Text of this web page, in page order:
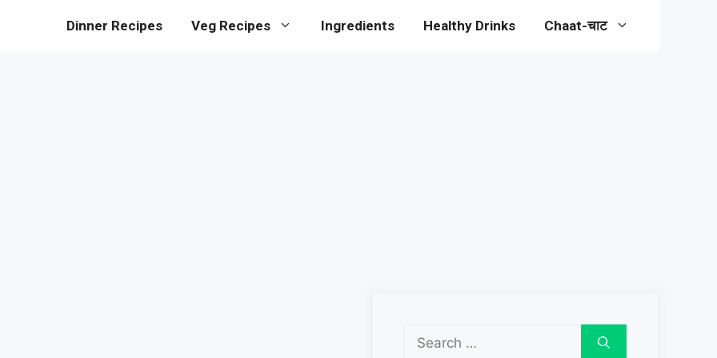
Dinner Recipes Veg Recipes Ingredients Healthy Drinks Chaat-चाट
Search
for: